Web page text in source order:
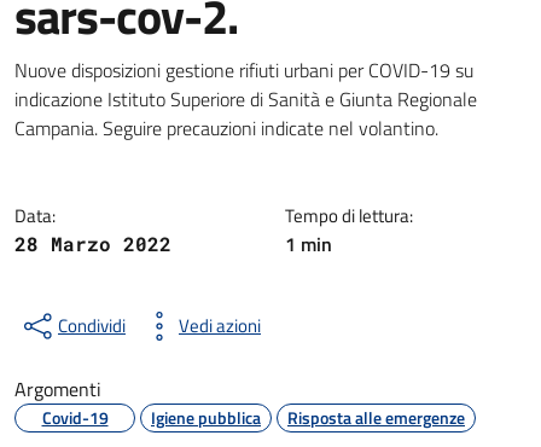
sars-cov-2.
Dettagli della notizia
Nuove disposizioni gestione rifiuti urbani per COVID-19 su
indicazione Istituto Superiore di Sanità e Giunta Regionale
Campania. Seguire precauzioni indicate nel volantino.
Data:
28 Marzo 2022
Tempo di lettura:
1 min
Condividi Vedi azioni
Argomenti
Covid-19 Igiene pubblica Risposta alle emergenze